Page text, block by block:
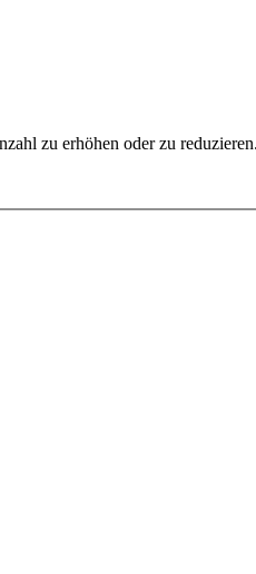
zu erhöhen oder zu reduzieren.